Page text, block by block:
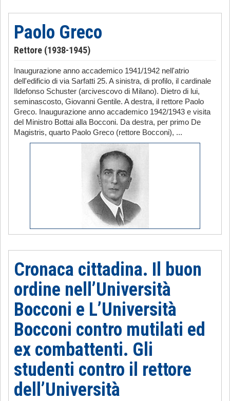
Paolo Greco
Rettore (1938-1945)
Inaugurazione anno accademico 1941/1942 nell'atrio
dell'edificio di via Sarfatti 25. A sinistra, di profilo, il cardinale
Ildefonso Schuster (arcivescovo di Milano). Dietro di lui,
seminascosto, Giovanni Gentile. A destra, il rettore Paolo
Greco. Inaugurazione anno accademico 1942/1943 e visita
del Ministro Bottai alla Bocconi. Da destra, per primo De
Magistris, quarto Paolo Greco (rettore Bocconi), ...
Cronaca cittadina. Il buon
ordine nell’Università
Bocconi e L’Università
Bocconi contro mutilati ed
ex combattenti. Gli
studenti contro il rettore
dell’Università